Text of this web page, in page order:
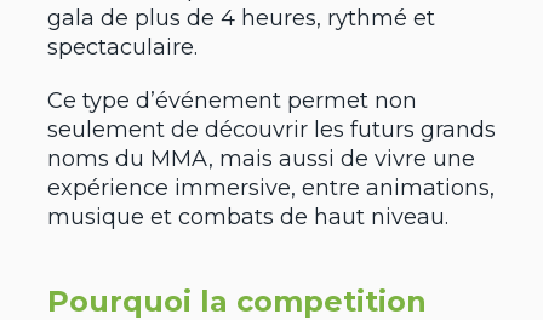
gala de plus de 4 heures, rythmé et
spectaculaire.
Ce type d’événement permet non
seulement de découvrir les futurs grands
noms du MMA, mais aussi de vivre une
expérience immersive, entre animations,
musique et combats de haut niveau.
Pourquoi la competition